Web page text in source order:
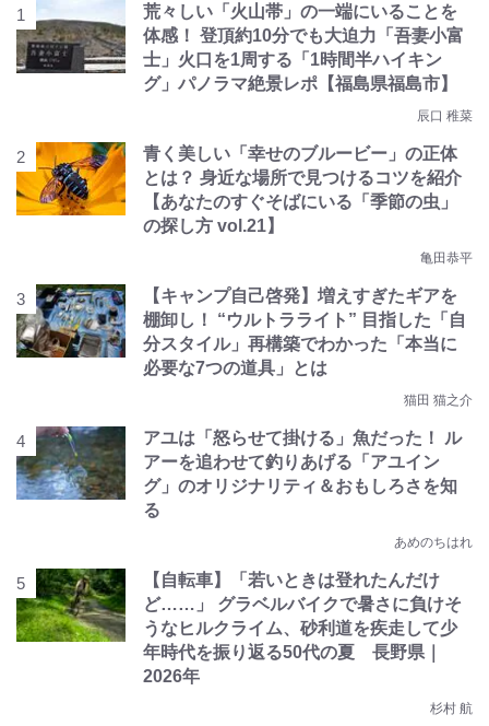
荒々しい「火山帯」の一端にいることを
体感！ 登頂約10分でも大迫力「吾妻小富
士」火口を1周する「1時間半ハイキン
グ」パノラマ絶景レポ【福島県福島市】
辰口 稚菜
青く美しい「幸せのブルービー」の正体
とは？ 身近な場所で見つけるコツを紹介
【あなたのすぐそばにいる「季節の虫」
の探し方 vol.21】
亀田恭平
【キャンプ自己啓発】増えすぎたギアを
棚卸し！ “ウルトラライト” 目指した「自
分スタイル」再構築でわかった「本当に
必要な7つの道具」とは
猫田 猫之介
アユは「怒らせて掛ける」魚だった！ ル
アーを追わせて釣りあげる「アユイン
グ」のオリジナリティ＆おもしろさを知
る
あめのちはれ
【自転車】「若いときは登れたんだけ
ど……」 グラベルバイクで暑さに負けそ
うなヒルクライム、砂利道を疾走して少
年時代を振り返る50代の夏 長野県｜
2026年
杉村 航